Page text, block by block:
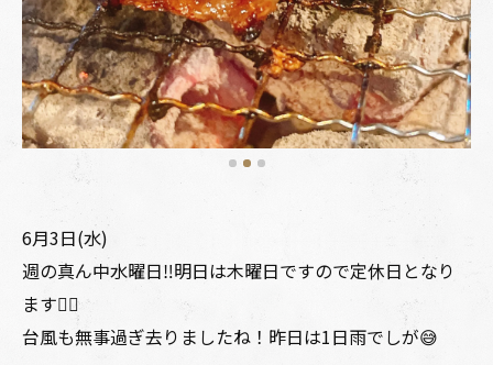
6月3日(水)
週の真ん中水曜日‼️明日は木曜日ですので定休日となり
ます🙇‍♂️
台風も無事過ぎ去りましたね！昨日は1日雨でしが😅